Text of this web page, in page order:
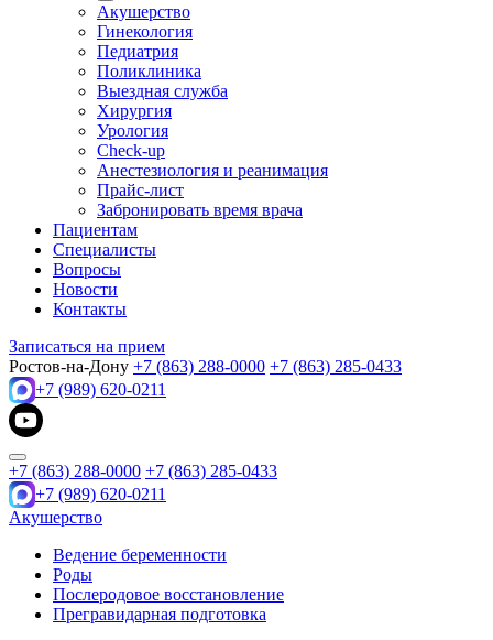
Акушерство
Гинекология
Педиатрия
Поликлиника
Выездная служба
Хирургия
Урология
Check-up
Анестезиология и реанимация
Прайс-лист
Забронировать время врача
Пациентам
Специалисты
Вопросы
Новости
Контакты
Записаться на прием
Ростов-на-Дону +7 (863) 288-0000 +7 (863) 285-0433
+7 (989) 620-0211
+7 (863) 288-0000 +7 (863) 285-0433
+7 (989) 620-0211
Акушерство
Ведение беременности
Роды
Послеродовое восстановление
Прегравидарная подготовка